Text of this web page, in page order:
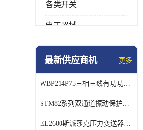
各类开关
电工器械
模块化产品
特殊用处传感器
特殊用途变送器
最新供应商机 更多
WBP214P75三相三线有功功率传感器鸿泰顺达产品稳定性好
STM82系列双通道振动保护表鸿泰产品技术规格
EL2600斯派莎克压力变送器技术规格